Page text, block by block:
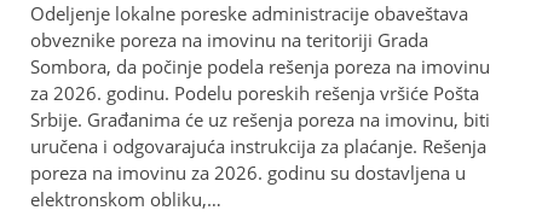
Odeljenje lokalne poreske administracije obaveštava
obveznike poreza na imovinu na teritoriji Grada
Sombora, da počinje podela rešenja poreza na imovinu
za 2026. godinu. Podelu poreskih rešenja vršiće Pošta
Srbije. Građanima će uz rešenja poreza na imovinu, biti
uručena i odgovarajuća instrukcija za plaćanje. Rešenja
poreza na imovinu za 2026. godinu su dostavljena u
elektronskom obliku,…